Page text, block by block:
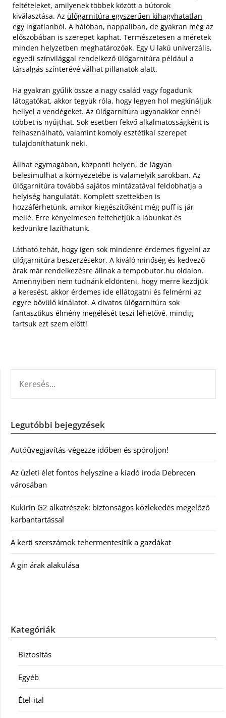
feltételeket, amilyenek többek között a bútorok
kiválasztása. Az ülőgarnitúra egyszerűen kihagyhatatlan
egy ingatlanból. A hálóban, nappaliban, de gyakran még az
előszobában is szerepet kaphat. Természetesen a méretek
minden helyzetben meghatározóak. Egy U lakú univerzális,
egyedi színvilággal rendelkező ülőgarnitúra például a
társalgás színterévé válhat pillanatok alatt.
Ha gyakran gyűlik össze a nagy család vagy fogadunk
látogatókat, akkor tegyük róla, hogy legyen hol megkínáljuk
hellyel a vendégeket. Az ülőgarnitúra ugyanakkor ennél
többet is nyújthat. Sok esetben fekvő alkalmatosságként is
felhasználható, valamint komoly esztétikai szerepet
tulajdoníthatunk neki.
Állhat egymagában, központi helyen, de lágyan
belesimulhat a környezetébe is valamelyik sarokban. Az
ülőgarnitúra továbbá sajátos mintázatával feldobhatja a
helyiség hangulatát. Komplett szettekben is
hozzáférhetünk, amikor kiegészítőként még puff is jár
mellé. Erre kényelmesen feltehetjük a lábunkat és
kedvünkre lazíthatunk.
Látható tehát, hogy igen sok mindenre érdemes figyelni az
ülőgarnitúra beszerzésekor. A kiváló minőség és kedvező
árak már rendelkezésre állnak a tempobutor.hu oldalon.
Amennyiben nem tudnánk eldönteni, hogy merre kezdjük
a keresést, akkor érdemes ide ellátogatni és felmérni az
egyre bővülő kínálatot. A divatos ülőgarnitúra sok
fantasztikus élmény megélését teszi lehetővé, mindig
tartsuk ezt szem előtt!
Legutóbbi bejegyzések
Autóüvegjavítás-végezze időben és spóroljon!
Az üzleti élet fontos helyszíne a kiadó iroda Debrecen
városában
Kukirin G2 alkatrészek: biztonságos közlekedés megelőző
karbantartással
A kerti szerszámok tehermentesítik a gazdákat
A gin árak alakulása
Kategóriák
Biztosítás
Egyéb
Étel-ital